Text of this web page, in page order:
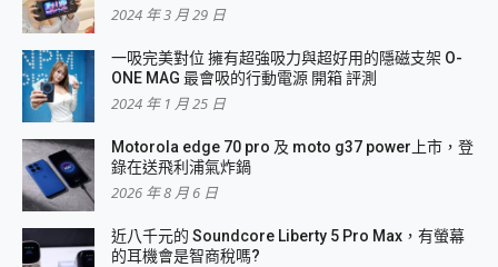
2024 年 3 月 29 日
一吸完美對位 擁有超強吸力與超好用的隱磁支架 O-
ONE MAG 最會吸的行動電源 開箱 評測
2024 年 1 月 25 日
Motorola edge 70 pro 及 moto g37 power上市，登
錄在送飛利浦氣炸鍋
2026 年 8 月 6 日
近八千元的 Soundcore Liberty 5 Pro Max，有螢幕
的耳機會是智商稅嗎?